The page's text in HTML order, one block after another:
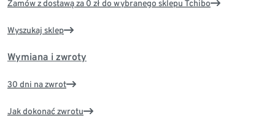
Zamów z dostawą za 0 zł do wybranego sklepu Tchibo
Wyszukaj sklep
Wymiana i zwroty
30 dni na zwrot
Jak dokonać zwrotu